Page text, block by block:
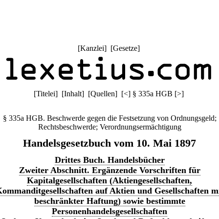
[Kanzlei] [Gesetze]
[Titelei] [Inhalt] [Quellen] [<] § 335a HGB [>]
§ 335a HGB. Beschwerde gegen die Festsetzung von Ordnungsgeld;
Rechtsbeschwerde; Verordnungsermächtigung
Handelsgesetzbuch vom 10. Mai 1897
Drittes Buch. Handelsbücher
Zweiter Abschnitt. Ergänzende Vorschriften für
Kapitalgesellschaften (Aktiengesellschaften,
auf Aktien und Gesellschaften
beschränkter Haftung) sowie bestimmte
Personenhandelsgesellschaften